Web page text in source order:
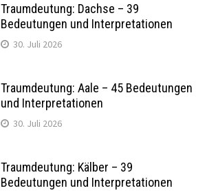
Traumdeutung: Dachse – 39
Bedeutungen und Interpretationen
30. Juli 2026
Traumdeutung: Aale – 45 Bedeutungen
und Interpretationen
30. Juli 2026
Traumdeutung: Kälber – 39
Bedeutungen und Interpretationen